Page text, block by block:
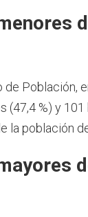
Población,
(47,4 %) y
la población